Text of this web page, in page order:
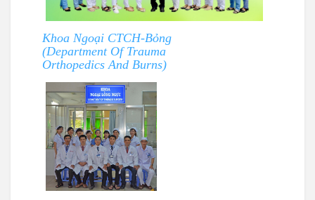
Khoa Ngoại CTCH-Bỏng
(Department Of Trauma
Orthopedics And Burns)